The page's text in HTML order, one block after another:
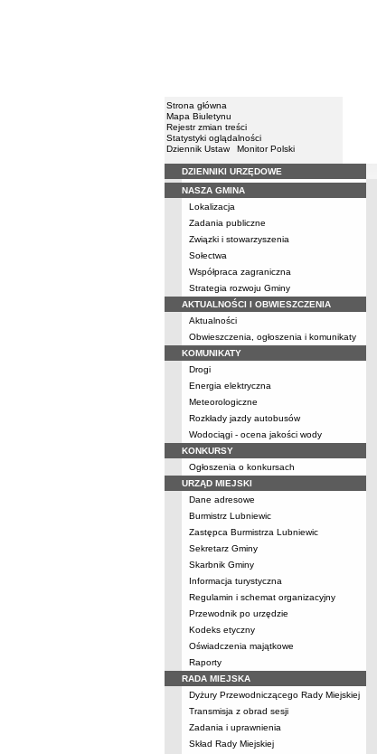
Strona główna
Mapa Biuletynu
Rejestr zmian treści
Statystyki oglądalności
Dziennik Ustaw
Monitor Polski
Menu
DZIENNIKI URZĘDOWE
NASZA GMINA
Lokalizacja
Zadania publiczne
Związki i stowarzyszenia
Sołectwa
Współpraca zagraniczna
Strategia rozwoju Gminy
AKTUALNOŚCI I OBWIESZCZENIA
Aktualności
Obwieszczenia, ogłoszenia i komunikaty
KOMUNIKATY
Drogi
Energia elektryczna
Meteorologiczne
Rozkłady jazdy autobusów
Wodociągi - ocena jakości wody
KONKURSY
Ogłoszenia o konkursach
URZĄD MIEJSKI
Dane adresowe
Burmistrz Lubniewic
Zastępca Burmistrza Lubniewic
Sekretarz Gminy
Skarbnik Gminy
Informacja turystyczna
Regulamin i schemat organizacyjny
Przewodnik po urzędzie
Kodeks etyczny
Oświadczenia majątkowe
Raporty
RADA MIEJSKA
Dyżury Przewodniczącego Rady Miejskiej
Transmisja z obrad sesji
Zadania i uprawnienia
Skład Rady Miejskiej